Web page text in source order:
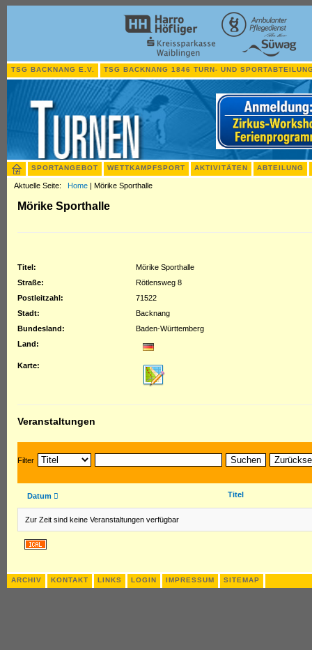
TSG BACKNANG E.V. TSG BACKNANG 1846 TURN- UND
SPORTANGEBOT WETTKAMPFSPORT AKTIVITÄTEN ABTEILUNG
Aktuelle Seite: Home | Mörike Sporthalle
Mörike Sporthalle
Titel:
Mörike Sporthalle
Straße:
Rötlensweg 8
Postleitzahl:
71522
Stadt:
Backnang
Bundesland:
Baden-Württemberg
Land:
Karte:
Veranstaltungen
Filter Suchen
Datum Titel
Zur Zeit sind keine Veranstaltungen verfügbar
ARCHIV KONTAKT LINKS LOGIN IMPRESSUM SITEMAP